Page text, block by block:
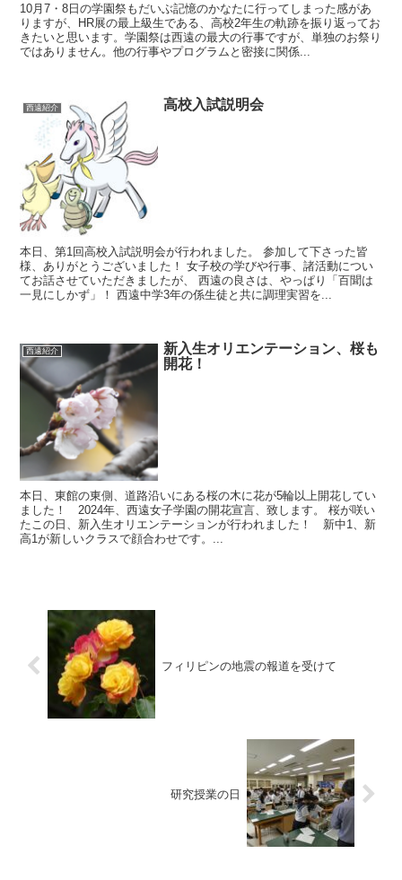
10月7・8日の学園祭もだいぶ記憶のかなたに行ってしまった感があ
りますが、HR展の最上級生である、高校2年生の軌跡を振り返ってお
きたいと思います。学園祭は西遠の最大の行事ですが、単独のお祭り
ではありません。他の行事やプログラムと密接に関係...
西遠紹介 高校入試説明会
本日、第1回高校入試説明会が行われました。 参加して下さった皆
様、ありがとうございました！ 女子校の学びや行事、諸活動につい
てお話させていただきましたが、 西遠の良さは、やっぱり「百聞は
一見にしかず」！ 西遠中学3年の係生徒と共に調理実習を...
西遠紹介
新入生オリエンテーション、桜も
開花！
本日、東館の東側、道路沿いにある桜の木に花が5輪以上開花してい
ました！ 2024年、西遠女子学園の開花宣言、致します。 桜が咲い
たこの日、新入生オリエンテーションが行われました！ 新中1、新
高1が新しいクラスで顔合わせです。...
フィリピンの地震の報道を受けて
研究授業の日